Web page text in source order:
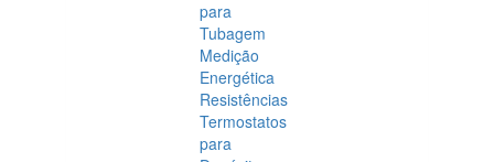
para
Tubagem
Medição
Energética
Resistências
Termostatos
para